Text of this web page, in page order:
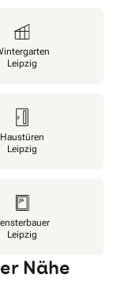
Leipzig
Haustüren
Leipzig
Leipzig
Nähe